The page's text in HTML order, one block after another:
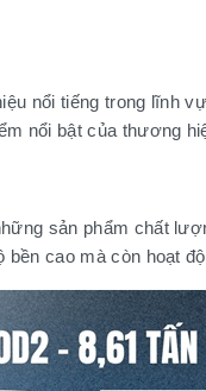
nổi tiếng trong lĩnh
nổi bật của thương
sản phẩm chất
cao mà còn hoạt